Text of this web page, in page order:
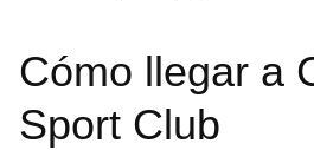
Cómo llegar a
Sport Club